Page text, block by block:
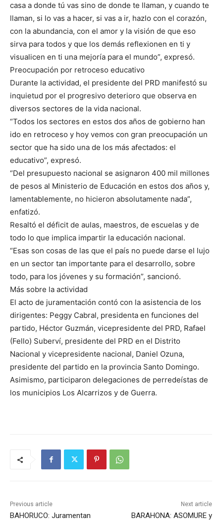
casa a donde tú vas sino de donde te llaman, y cuando te
llaman, si lo vas a hacer, si vas a ir, hazlo con el corazón,
con la abundancia, con el amor y la visión de que eso
sirva para todos y que los demás reflexionen en ti y
visualicen en ti una mejoría para el mundo”, expresó.
Preocupación por retroceso educativo
Durante la actividad, el presidente del PRD manifestó su
inquietud por el progresivo deterioro que observa en
diversos sectores de la vida nacional.
“Todos los sectores en estos dos años de gobierno han
ido en retroceso y hoy vemos con gran preocupación un
sector que ha sido una de los más afectados: el
educativo”, expresó.
“Del presupuesto nacional se asignaron 400 mil millones
de pesos al Ministerio de Educación en estos dos años y,
lamentablemente, no hicieron absolutamente nada”,
enfatizó.
Resaltó el déficit de aulas, maestros, de escuelas y de
todo lo que implica impartir la educación nacional.
“Esas son cosas de las que el país no puede darse el lujo
en un sector tan importante para el desarrollo, sobre
todo, para los jóvenes y su formación”, sancionó.
Más sobre la actividad
El acto de juramentación contó con la asistencia de los
dirigentes: Peggy Cabral, presidenta en funciones del
partido, Héctor Guzmán, vicepresidente del PRD, Rafael
(Fello) Suberví, presidente del PRD en el Distrito
Nacional y vicepresidente nacional, Daniel Ozuna,
presidente del partido en la provincia Santo Domingo.
Asimismo, participaron delegaciones de perredeístas de
los municipios Los Alcarrizos y de Guerra.
Previous article
BAHORUCO: Juramentan
Next article
BARAHONA: ASOMURE y